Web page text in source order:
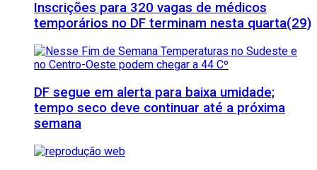
Inscrições para 320 vagas de médicos
temporários no DF terminam nesta quarta(29)
DF segue em alerta para baixa umidade;
tempo seco deve continuar até a próxima
semana